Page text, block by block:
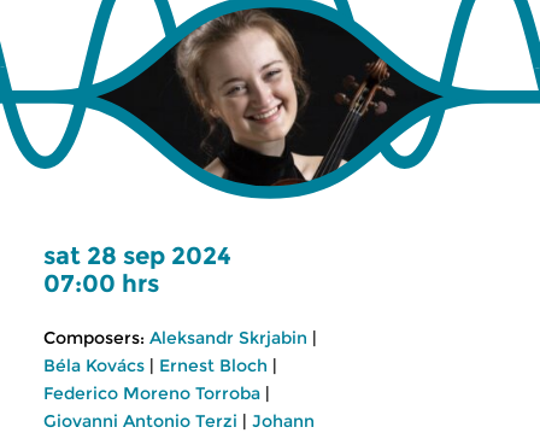
sat 28 sep 2024
07:00 hrs
Composers: Aleksandr Skrjabin |
Béla Kovács | Ernest Bloch |
Federico Moreno Torroba |
Giovanni Antonio Terzi | Johann